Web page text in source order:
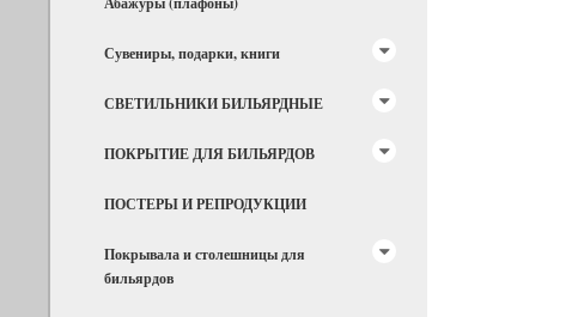
Сувениры, подарки, книги
СВЕТИЛЬНИКИ БИЛЬЯРДНЫЕ
ПОКРЫТИЕ ДЛЯ БИЛЬЯРДОВ
ПОСТЕРЫ И РЕПРОДУКЦИИ
Покрывала и столешницы для
бильярдов